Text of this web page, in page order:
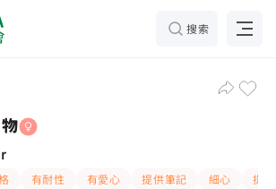
搜索
，慈云山 补习推介
有耐性 有愛心 提供筆記 細心
提